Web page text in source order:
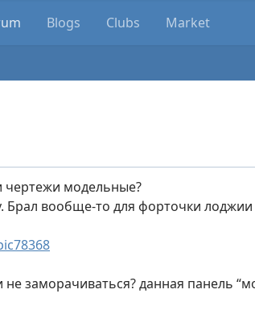
Blogs Clubs Market
чертежи модельные?
Брал вообще-то для форточки
заморачиваться? данная панель